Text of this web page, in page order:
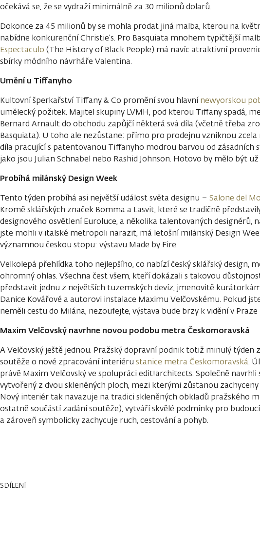
očekává se, že se vydraží minimálně za 30 milionů dolarů.
Dokonce za 45 milionů by se mohla prodat jiná malba, kterou na
nabídne konkurenční Christie’s. Pro Basquiata mnohem typičtější
Espectaculo (The History of Black People) má navíc atraktivní
sbírky módního návrháře Valentina.
Umění u Tiffanyho
Kultovní šperkařství Tiffany & Co promění svou hlavnínewyorskou
umělecký požitek. Majitel skupiny LVMH, pod kterou Tiffany spadá,
Bernard Arnault do obchodu zapůjčí některá svá díla (včetně třeba
Basquiata). U toho ale nezůstane: přímo pro prodejnu vzniknou zcela
díla pracující s patentovanou Tiffanyho modrou barvou od zásadních
jako jsou Julian Schnabel nebo Rashid Johnson. Hotovo by mělo být
Probíhá milánský Design Week
Tento týden probíhá asi největší událost světa designu – Salone del
Kromě sklářských značek Bomma a Lasvit, které se tradičně
designového osvětlení Euroluce, a několika talentovaných designérů,
jste mohli v italské metropoli narazit, má letošní milánský Design
významnou českou stopu: výstavu Made by Fire.
Velkolepá přehlídka toho nejlepšího, co nabízí český sklářský design,
ohromný ohlas. Všechna čest všem, kteří dokázali s takovou
představit jednu z největších tuzemských devíz, jmenovitě
Danice Kovářové a autorovi instalace Maximu Velčovskému. Pokud
neměli cestu do Milána, nezoufejte, výstava bude brzy k vidění v Praze
Maxim Velčovský navrhne novou podobu metra Českomoravská
A Velčovský ještě jednou. Pražský dopravní podnik totiž minulý týden
soutěže o nové zpracování interiéru stanice metra Českomoravská.
právě Maxim Velčovský ve spolupráci edit!architects. Společně navrhli
vytvořený z dvou skleněných ploch, mezi kterými zůstanou
Nový interiér tak navazuje na tradici skleněných obkladů pražského
ostatně součástí zadání soutěže), vytváří skvělé podmínky pro
a zároveň symbolicky zachycuje ruch, cestování a pohyb.
SDÍLENÍ